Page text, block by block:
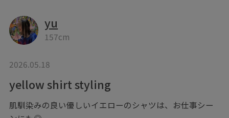
yu
157cm
2026.05.18
yellow shirt styling
肌馴染みの良い優しいイエローのシャツは、お仕事シー